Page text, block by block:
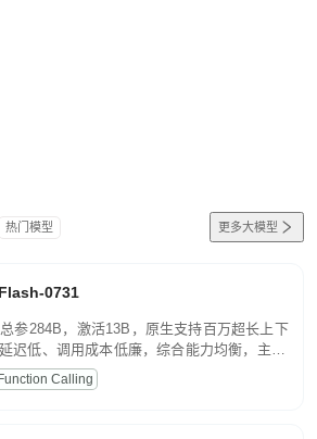
热门模型 更多大模型
0731
参284B，激活13B，原生支持百万超长上下
迟低、调用成本低廉，综合能力均衡，主打
合日常对话、内容创作、基础 RAG、批量
。
Function Calling